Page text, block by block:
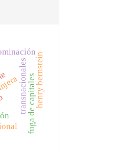
transnacionalesfuga de capitaleshenry bernstein